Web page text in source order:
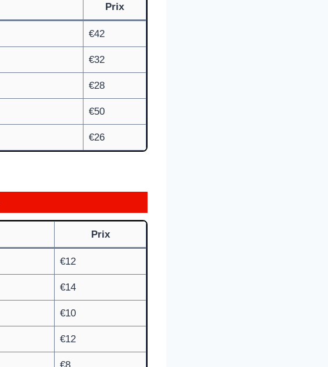
Prix
€42
€32
€28
€50
€26
Prix
€12
€14
€10
€12